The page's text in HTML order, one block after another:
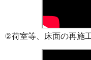
②荷室等、床面の再施